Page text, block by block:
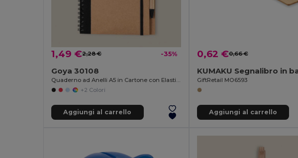
1,49 €2,28 € -35%
Goya 30108
Quaderno ad Anelli A5 in Cartone con Elastico e Penna RECIKLA
+2 Colori
Aggiungi al carrello
0,62 €0,66 €
KUMAKU Segnalibro in
GiftRetail MO6593
Aggiungi al carrello